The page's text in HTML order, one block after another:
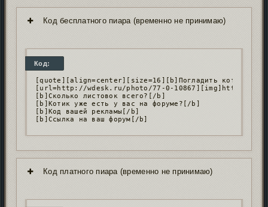
Код бесплатного пиара (временно не принимаю)
Код:
[quote][align=center][size=16][b]Погладить котика[/
[url=http://wdesk.ru/photo/77-0-10867][img]https://
[b]Сколько листовок всего?[/b]
[b]Котик уже есть у вас на форуме?[/b]
[b]Код вашей рекламы[/b]
[b]Ссылка на ваш форум[/b]
Код платного пиара (временно не принимаю)